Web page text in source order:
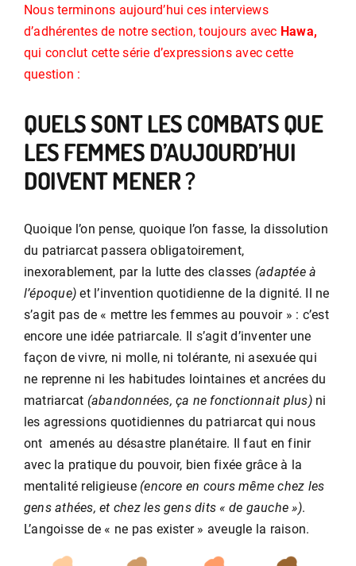
Nous terminons aujourd’hui ces interviews
d’adhérentes de notre section, toujours avec Hawa,
qui conclut cette série d’expressions avec cette
question :
QUELS SONT LES COMBATS QUE
LES FEMMES D’AUJOURD’HUI
DOIVENT MENER ?
Quoique l’on pense, quoique l’on fasse, la dissolution
du patriarcat passera obligatoirement,
inexorablement, par la lutte des classes (adaptée à
l’époque) et l’invention quotidienne de la dignité. Il ne
s’agit pas de « mettre les femmes au pouvoir » : c’est
encore une idée patriarcale. Il s’agit d’inventer une
façon de vivre, ni molle, ni tolérante, ni asexuée qui
ne reprenne ni les habitudes lointaines et ancrées du
matriarcat (abandonnées, ça ne fonctionnait plus)ni
les agressions quotidiennes du patriarcat qui nous
ont amenés au désastre planétaire. Il faut en finir
avec la pratique du pouvoir, bien fixée grâce à la
mentalité religieuse (encore en cours même chez les
gens athées, et chez les gens dits « de gauche »).
L’angoisse de « ne pas exister » aveugle la raison.